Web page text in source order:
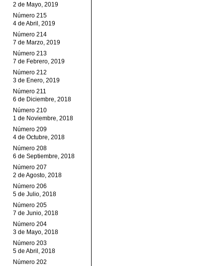
2 de Mayo, 2019
Número 215
4 de Abril, 2019
Número 214
7 de Marzo, 2019
Número 213
7 de Febrero, 2019
Número 212
3 de Enero, 2019
Número 211
6 de Diciembre, 2018
Número 210
1 de Noviembre, 2018
Número 209
4 de Octubre, 2018
Número 208
6 de Septiembre, 2018
Número 207
2 de Agosto, 2018
Número 206
5 de Julio, 2018
Número 205
7 de Junio, 2018
Número 204
3 de Mayo, 2018
Número 203
5 de Abril, 2018
Número 202